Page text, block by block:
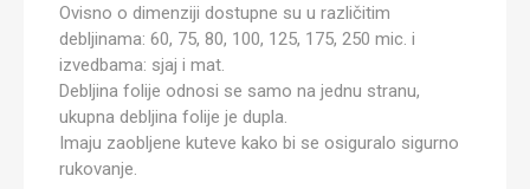
Ovisno o dimenziji dostupne su u različitim
debljinama: 60, 75, 80, 100, 125, 175, 250 mic. i
izvedbama: sjaj i mat.
Debljina folije odnosi se samo na jednu stranu,
ukupna debljina folije je dupla.
Imaju zaobljene kuteve kako bi se osiguralo sigurno
rukovanje.